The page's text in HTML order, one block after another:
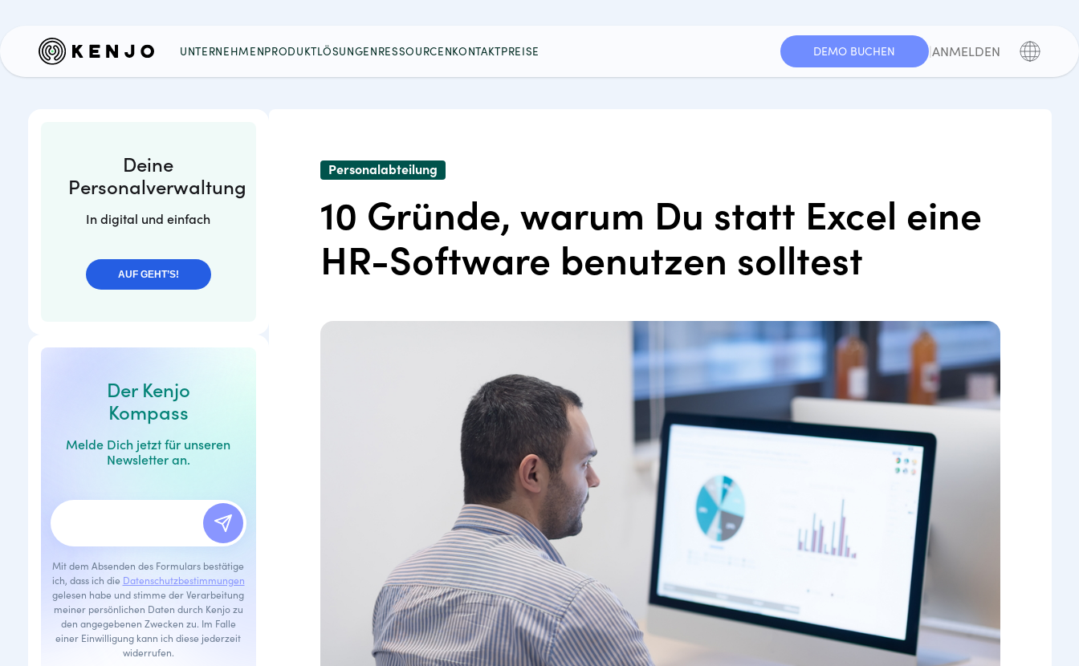
UNTERNEHMENPRODUKTLÖSUNGENRESSOURCENKONTAKTPREISE DEMO BUCHEN |ANMELDEN
Deine
Personalverwaltung
In digital und einfach
AUF GEHT’S!
Der Kenjo
Kompass
Melde Dich jetzt für unseren
Newsletter an.
Mit dem Absenden des Formulars bestätige
ich, dass ich die Datenschutzbestimmungen
gelesen habe und stimme der Verarbeitung
meiner persönlichen Daten durch Kenjo zu
den angegebenen Zwecken zu. Im Falle
einer Einwilligung kann ich diese jederzeit
widerrufen.
Personalabteilung
10 Gründe, warum Du statt Excel eine
HR-Software benutzen solltest